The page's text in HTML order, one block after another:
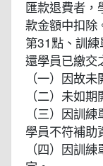
匯款退費者，
款金額中扣除
第31點、訓
還學員已繳交
（一）因故未
（二）未如期
（三）因訓
學員不符補助
（四）因訓